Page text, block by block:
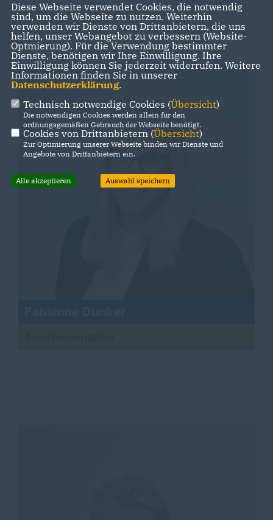
Diese Webseite verwendet Cookies, die notwendig
sind, um die Webseite zu nutzen. Weiterhin
verwenden wir Dienste von Drittanbietern, die uns
helfen, unser Webangebot zu verbessern (Website-
Optmierung). Für die Verwendung bestimmter
Dienste, benötigen wir Ihre Einwilligung. Ihre
Einwilligung können Sie jederzeit widerrufen. Weitere
Informationen finden Sie in unserer
Datenschutzerklärung.
Technisch notwendige Cookies (Übersicht)
Die notwendigen Cookies werden allein für den
ordnungsgemäßen Gebrauch der Webseite benötigt.
Cookies von Drittanbietern (Übersicht)
Zur Optimierung unserer Webseite binden wir Dienste und
Angebote von Drittanbietern ein.
Alle akzeptieren Auswahl speichern